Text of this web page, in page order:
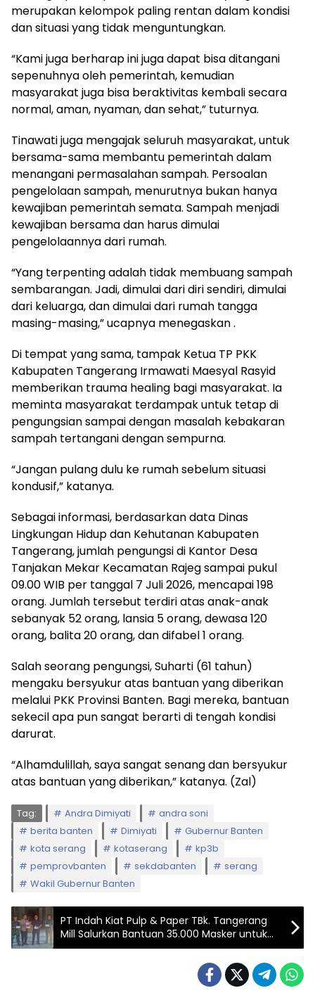
merupakan kelompok paling rentan dalam kondisi
dan situasi yang tidak menguntungkan.
“Kami juga berharap ini juga dapat bisa ditangani
sepenuhnya oleh pemerintah, kemudian
masyarakat juga bisa beraktivitas kembali secara
normal, aman, nyaman, dan sehat,” tuturnya.
Tinawati juga mengajak seluruh masyarakat, untuk
bersama-sama membantu pemerintah dalam
menangani permasalahan sampah. Persoalan
pengelolaan sampah, menurutnya bukan hanya
kewajiban pemerintah semata. Sampah menjadi
kewajiban bersama dan harus dimulai
pengelolaannya dari rumah.
“Yang terpenting adalah tidak membuang sampah
sembarangan. Jadi, dimulai dari diri sendiri, dimulai
dari keluarga, dan dimulai dari rumah tangga
masing-masing,” ucapnya menegaskan .
Di tempat yang sama, tampak Ketua TP PKK
Kabupaten Tangerang Irmawati Maesyal Rasyid
memberikan trauma healing bagi masyarakat. Ia
meminta masyarakat terdampak untuk tetap di
pengungsian sampai dengan masalah kebakaran
sampah tertangani dengan sempurna.
“Jangan pulang dulu ke rumah sebelum situasi
kondusif,” katanya.
Sebagai informasi, berdasarkan data Dinas
Lingkungan Hidup dan Kehutanan Kabupaten
Tangerang, jumlah pengungsi di Kantor Desa
Tanjakan Mekar Kecamatan Rajeg sampai pukul
09.00 WIB per tanggal 7 Juli 2026, mencapai 198
orang. Jumlah tersebut terdiri atas anak-anak
sebanyak 52 orang, lansia 5 orang, dewasa 120
orang, balita 20 orang, dan difabel 1 orang.
Salah seorang pengungsi, Suharti (61 tahun)
mengaku bersyukur atas bantuan yang diberikan
melalui PKK Provinsi Banten. Bagi mereka, bantuan
sekecil apa pun sangat berarti di tengah kondisi
darurat.
“Alhamdulillah, saya sangat senang dan bersyukur
atas bantuan yang diberikan,” katanya. (Zal)
Tag: Andra Dimiyati
andra soni
berita banten
Dimiyati
Gubernur Banten
kota serang
kotaserang
kp3b
pemprovbanten
sekdabanten
serang
Wakil Gubernur Banten
PT Indah Kiat Pulp & Paper TBk. Tangerang
Mill Salurkan Bantuan 35.000 Masker untuk
Penanganan Kebakaran TPA Jatiwaringin